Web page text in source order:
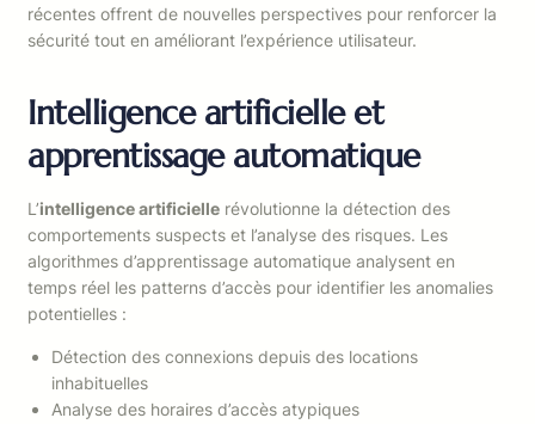
récentes offrent de nouvelles perspectives pour renforcer la
sécurité tout en améliorant l’expérience utilisateur.
Intelligence artificielle et
apprentissage automatique
L’intelligence artificielle révolutionne la détection des
comportements suspects et l’analyse des risques. Les
algorithmes d’apprentissage automatique analysent en
temps réel les patterns d’accès pour identifier les anomalies
potentielles :
Détection des connexions depuis des locations
inhabituelles
Analyse des horaires d’accès atypiques